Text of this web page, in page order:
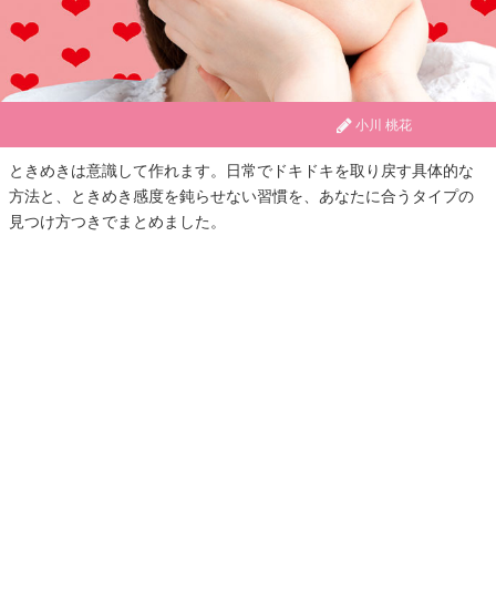
小川 桃花
ときめきは意識して作れます。日常でドキドキを取り戻す具体的な
方法と、ときめき感度を鈍らせない習慣を、あなたに合うタイプの
見つけ方つきでまとめました。